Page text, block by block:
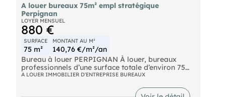
A louer bureaux 75m² empl stratégique
Perpignan
LOYER MENSUEL
880 €
SURFACE
75 m²
MONTANT AU M²
140,76 €/m²/an
Bureau à louer PERPIGNAN À louer, bureaux
professionnels d’une surface totale d’environ 75
m² situés sur un axe pénétrant stratégique de
dernier étage d’un immeuble tertiaire en bon état,
A LOUER IMMOBILIER D'ENTREPRISE BUREAUX